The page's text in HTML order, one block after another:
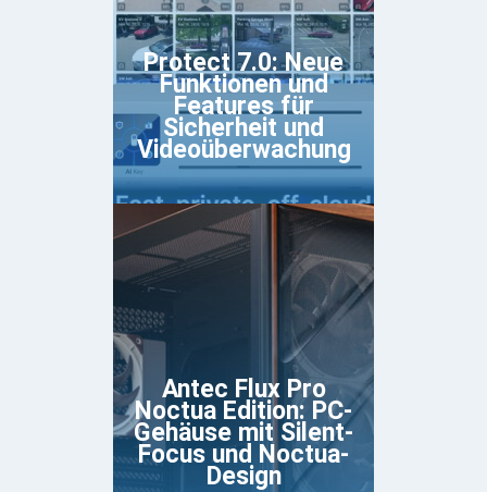
Protect 7.0: Neue
Funktionen und
Features für
Sicherheit und
Videoüberwachung
Antec Flux Pro
Noctua Edition: PC-
Gehäuse mit Silent-
Focus und Noctua-
Design